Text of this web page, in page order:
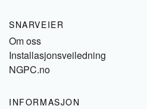
SNARVEIER
Om oss
Installasjonsveiledning
NGPC.no
INFORMASJON